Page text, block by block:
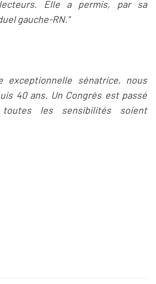
Elle a permis, par sa
gauche-RN."
exceptionnelle sénatrice, nous
40 ans. Un Congrès est passé
les sensibilités soient